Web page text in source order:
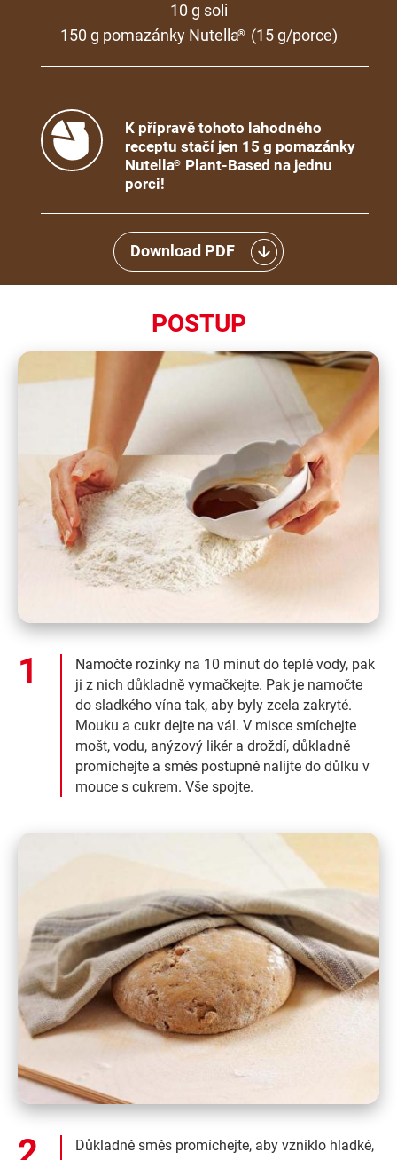
10 g soli
150 g pomazánky Nutella® (15 g/porce)
K přípravě tohoto lahodného
receptu stačí jen 15 g pomazánky
Nutella® Plant-Based na jednu
porci!
Download PDF
POSTUP
Namočte rozinky na 10 minut do teplé vody, pak
ji z nich důkladně vymačkejte. Pak je namočte
do sladkého vína tak, aby byly zcela zakryté.
Mouku a cukr dejte na vál. V misce smíchejte
mošt, vodu, anýzový likér a droždí, důkladně
promíchejte a směs postupně nalijte do důlku v
mouce s cukrem. Vše spojte.
Důkladně směs promíchejte, aby vzniklo hladké,